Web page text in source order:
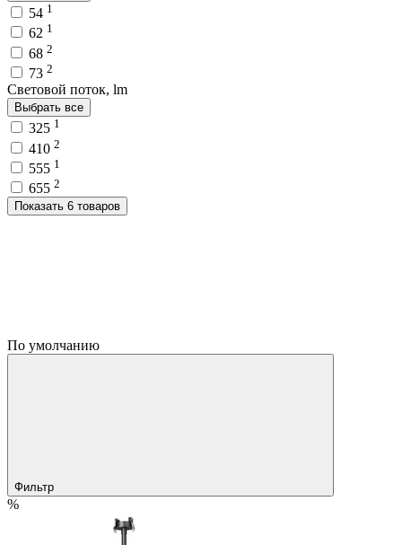
54 1
62 1
68 2
73 2
Световой поток, lm
Выбрать все
325 1
410 2
555 1
655 2
Показать 6 товаров
По умолчанию
Фильтр
%